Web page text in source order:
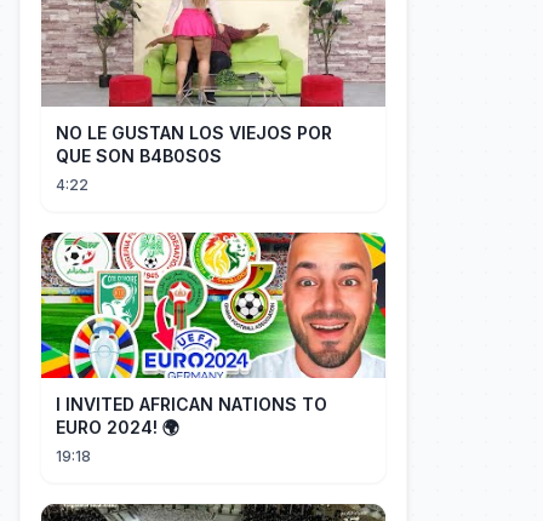
NO LE GUSTAN LOS VIEJOS POR
QUE SON B4B0S0S
4:22
I INVITED AFRICAN NATIONS TO
EURO 2024! 🌍
19:18